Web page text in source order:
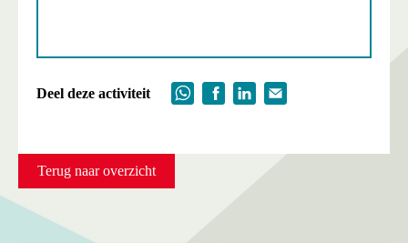
Deel deze activiteit
Terug naar overzicht